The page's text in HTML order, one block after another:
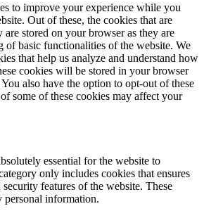
to improve your experience while you
Out of these, the cookies that are
are stored on your browser as they are
of basic functionalities of the website. We
that help us analyze and understand how
cookies will be stored in your browser
also have the option to opt-out of these
some of these cookies may affect your
essential for the website to
only includes cookies that ensures
features of the website. These
personal information.